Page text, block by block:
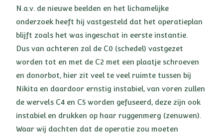
N.a.v. de nieuwe beelden en het lichamelijke
onderzoek heeft hij vastgesteld dat het operatieplan
blijft zoals het was ingeschat in eerste instantie.
Dus van achteren zal de C0 (schedel) vastgezet
worden tot en met de C2 met een plaatje schroeven
en donorbot, hier zit veel te veel ruimte tussen bij
Nikita en daardoor ernstig instabiel, van voren zullen
de wervels C4 en C5 worden gefuseerd, deze zijn ook
instabiel en drukken op haar ruggenmerg (zenuwen).
Waar wij dachten dat de operatie zou moeten